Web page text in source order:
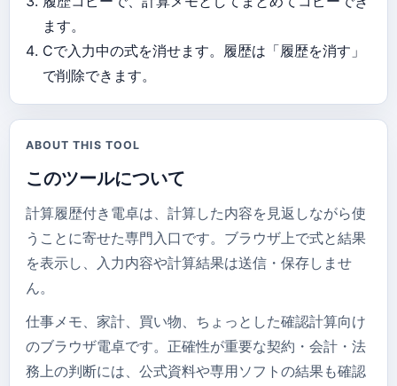
ます。
Cで入力中の式を消せます。履歴は「履歴を消す」
で削除できます。
ABOUT THIS TOOL
このツールについて
計算履歴付き電卓は、計算した内容を見返しながら使
うことに寄せた専門入口です。ブラウザ上で式と結果
を表示し、入力内容や計算結果は送信・保存しませ
ん。
仕事メモ、家計、買い物、ちょっとした確認計算向け
のブラウザ電卓です。正確性が重要な契約・会計・法
務上の判断には、公式資料や専用ソフトの結果も確認